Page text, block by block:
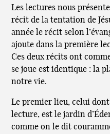
Les lectures nous
récit de la tentation de
année le récit selon
ajoute dans la première
Ces deux récits ont
se joue est identique : la
notre vie.
Le premier lieu, celui
lecture, est le jardin
comme on le dit